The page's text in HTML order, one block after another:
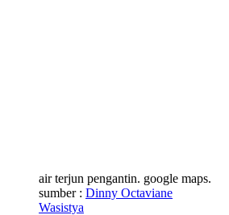
air terjun pengantin. google maps.
sumber : Dinny Octaviane
Wasistya